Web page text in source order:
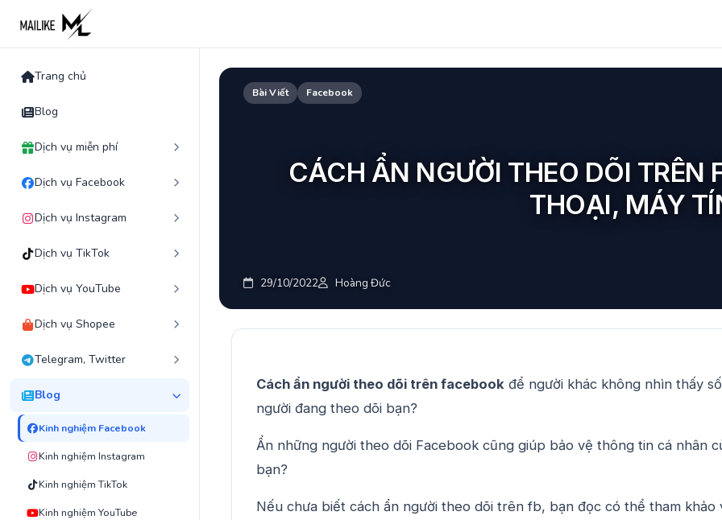
content
Trang chủ
Blog
Dịch vụ miễn phí
Dịch vụ Facebook
Dịch vụ Instagram
Dịch vụ TikTok
Dịch vụ YouTube
Dịch vụ Shopee
Telegram, Twitter
Blog
Kinh nghiệm Facebook
Kinh nghiệm Instagram
Kinh nghiệm TikTok
Kinh nghiệm YouTube
Bài Viết Facebook
CÁCH ẨN NGƯỜI THEO DÕI TRÊN
THOẠI, MÁY
29/10/2022 Hoàng Đức
Cách ẩn người theo dõi trên facebook để người khác không nhìn thấy số
người đang theo dõi bạn?
Ẩn những người theo dõi Facebook cũng giúp bảo vệ thông tin cá nhân
bạn?
Nếu chưa biết cách ẩn người theo dõi trên fb, bạn đọc có thể tham khảo